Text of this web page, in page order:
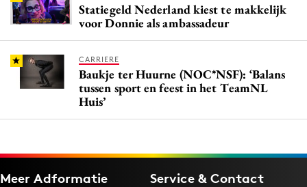
Statiegeld Nederland kiest te makkelijk
voor Donnie als ambassadeur
CARRIERE
Baukje ter Huurne (NOC*NSF): ‘Balans
tussen sport en feest in het TeamNL
Huis’
Meer Adformatie Service & Contact